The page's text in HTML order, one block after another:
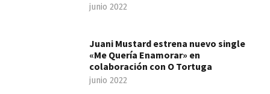
junio 2022
Juani Mustard estrena nuevo single
«Me Quería Enamorar» en
colaboración con O Tortuga
junio 2022